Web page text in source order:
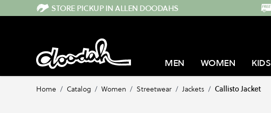
Direkt zum InhaltSTORE PICKUP IN ALLEN DOODAHS
MEN WOMEN KIDS
Home / Catalog / Women / Streetwear / Jackets / Callisto Jacket